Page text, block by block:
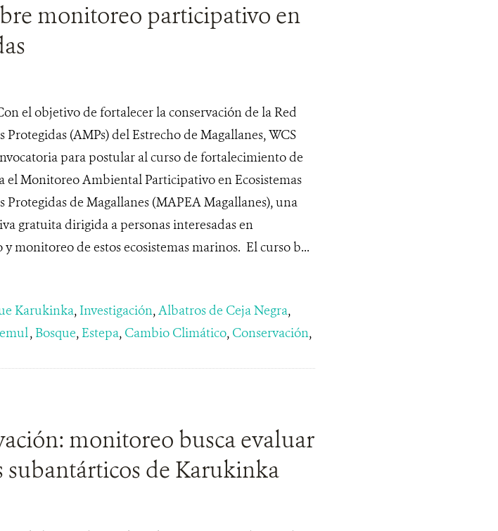
monitoreo participativo en
el objetivo de fortalecer la conservación de la Red
Protegidas (AMPs) del Estrecho de Magallanes, WCS
para postular al curso de fortalecimiento de
el Monitoreo Ambiental Participativo en Ecosistemas
Protegidas de Magallanes (MAPEA Magallanes), una
gratuita dirigida a personas interesadas en
monitoreo de estos ecosistemas marinos. El curso b...
Karukinka, Investigación,Albatros de Ceja Negra,
, Bosque, Estepa, Cambio Climático, Conservación,
monitoreo busca evaluar
subantárticos de Karukinka